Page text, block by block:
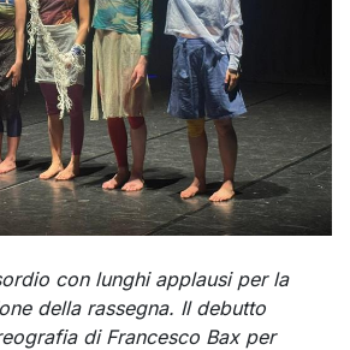
con lunghi applausi per la
della rassegna. Il debutto
di Francesco Bax per